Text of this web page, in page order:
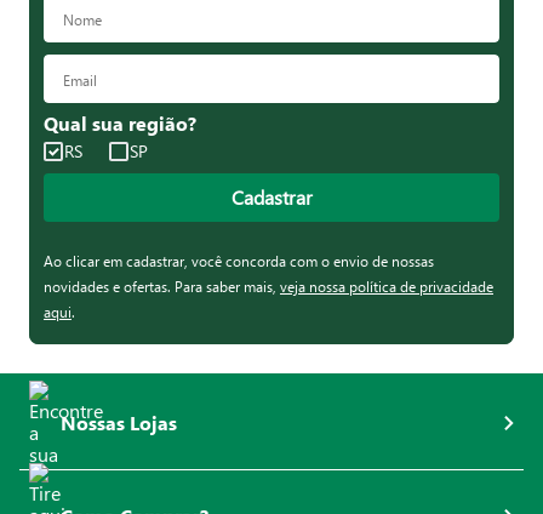
Qual sua região?
RS SP
Cadastrar
Ao clicar em cadastrar, você concorda com o envio de nossas
novidades e ofertas. Para saber mais, veja nossa política de privacidade
aqui.
Nossas Lojas